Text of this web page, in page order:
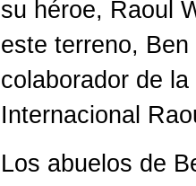
su héroe, Raoul
este terreno,
colaborador de
Internacional
Los abuelos de